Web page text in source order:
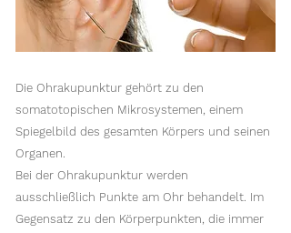
Die Ohrakupunktur gehört zu den
somatotopischen Mikrosystemen, einem
Spiegelbild des gesamten Körpers und seinen
Organen.
Bei der Ohrakupunktur werden
ausschließlich Punkte am Ohr behandelt. Im
Gegensatz zu den Körperpunkten, die immer